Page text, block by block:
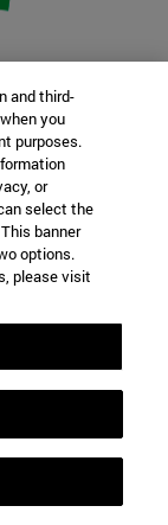
and third-
you
purposes.
or
select the
banner
options.
please visit